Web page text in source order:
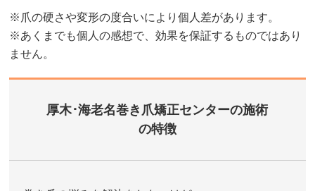
※爪の硬さや変形の度合いにより個人差があります。
※あくまでも個人の感想で、効果を保証するものではあり
ません。
厚木･海老名巻き爪矯正センターの施術
の特徴